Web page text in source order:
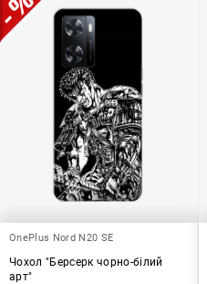
OnePlus Nord N20 SE
Чохол "Берсерк чорно-білий
арт"